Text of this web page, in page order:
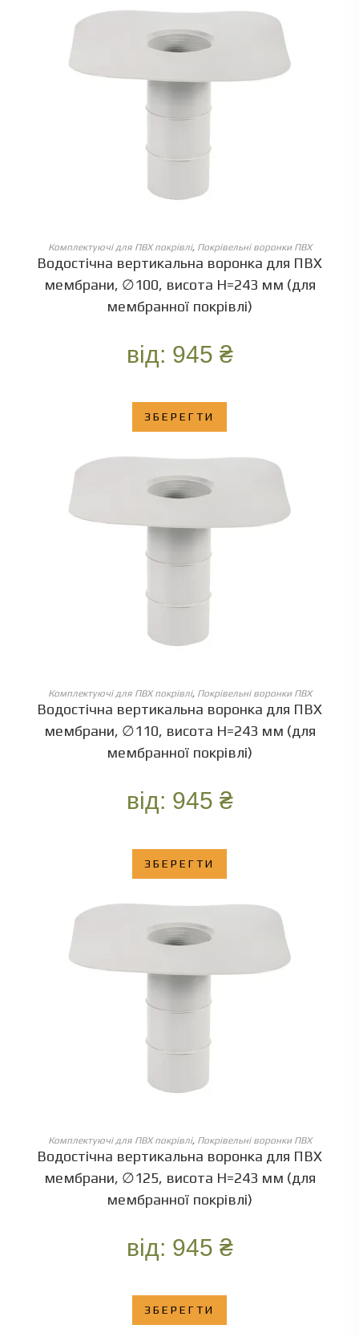
ОБЕРІТЬ ОПЦІЇ
Комплектуючі для ПВХ покрівлі, Покрівельні воронки ПВХ
Водостічна вертикальна воронка для ПВХ
мембрани, ∅100, висота Н=243 мм (для
мембранної покрівлі)
від: 945 ₴
ЗБЕРЕГТИ
ОБЕРІТЬ ОПЦІЇ
Комплектуючі для ПВХ покрівлі, Покрівельні воронки ПВХ
Водостічна вертикальна воронка для ПВХ
мембрани, ∅110, висота Н=243 мм (для
мембранної покрівлі)
від: 945 ₴
ЗБЕРЕГТИ
ОБЕРІТЬ ОПЦІЇ
Комплектуючі для ПВХ покрівлі, Покрівельні воронки ПВХ
Водостічна вертикальна воронка для ПВХ
мембрани, ∅125, висота Н=243 мм (для
мембранної покрівлі)
від: 945 ₴
ЗБЕРЕГТИ